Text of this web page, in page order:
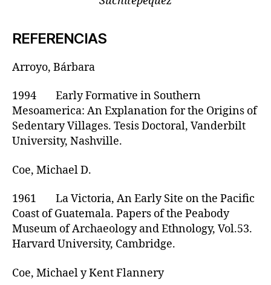
REFERENCIAS
Arroyo, Bárbara
1994 Early Formative in Southern
Mesoamerica: An Explanation for the Origins of
Sedentary Villages. Tesis Doctoral, Vanderbilt
University, Nashville.
Coe, Michael D.
1961 La Victoria, An Early Site on the Pacific
Coast of Guatemala. Papers of the Peabody
Museum of Archaeology and Ethnology, Vol.53.
Harvard University, Cambridge.
Coe, Michael y Kent Flannery